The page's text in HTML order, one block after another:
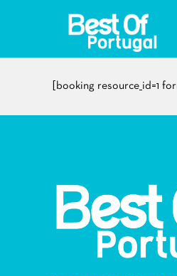
[booking resource_id=1